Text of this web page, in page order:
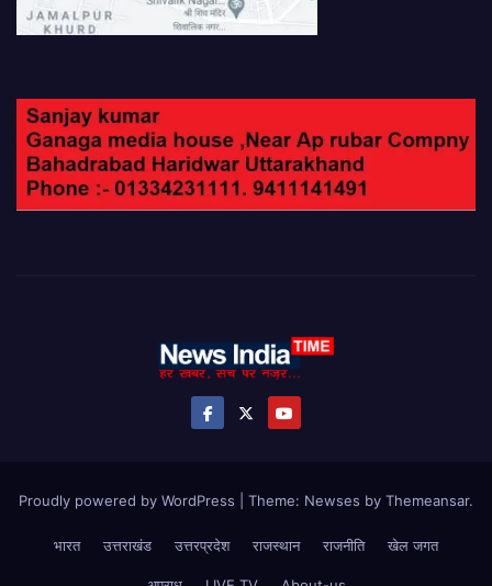
Proudly powered by WordPress Theme: Newses by Themeansar.
भारत उत्तराखंड उत्तरप्रदेश राजस्थान राजनीति खेल जगत